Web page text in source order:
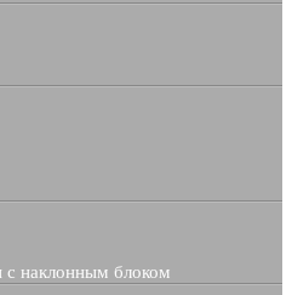
наклонным блоком